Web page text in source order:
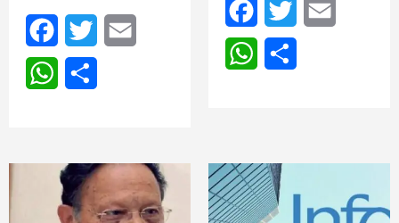
FacebookTwitter
WhatsApp
FacebookTwitter
WhatsApp